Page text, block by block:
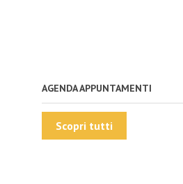
AGENDA APPUNTAMENTI
Scopri tutti